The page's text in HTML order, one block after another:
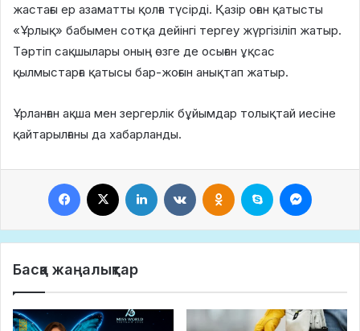
жастағы ер азаматты қолға түсірді. Қазір оған қатысты
«Ұрлық» бабымен сотқа дейінгі тергеу жүргізіліп жатыр.
Тәртіп сақшылары оның өзге де осыған ұқсас
қылмыстарға қатысы бар-жоғын анықтап жатыр.
Ұрланған ақша мен зергерлік бұйымдар толықтай иесіне
қайтарылғаны да хабарланды.
Facebook LinkedIn VKontakteOdnoklassniki
Skype
Басқа жаңалықтар